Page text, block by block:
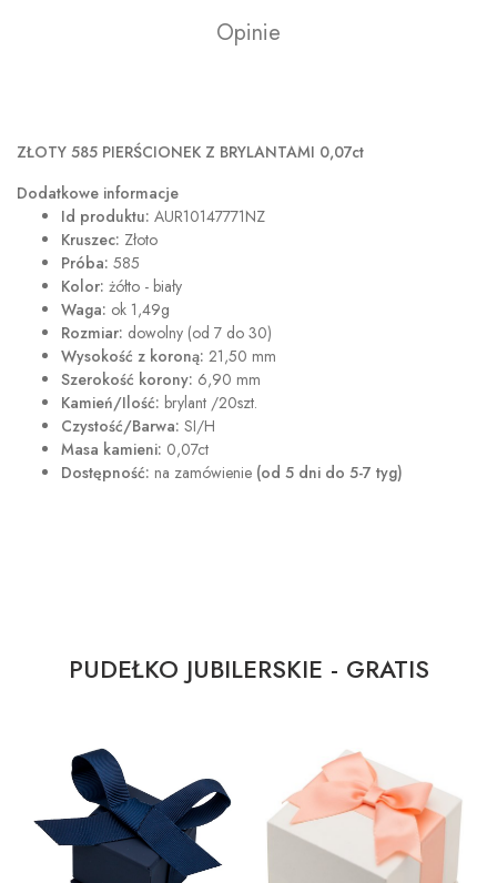
Opinie
ZŁOTY 585 PIERŚCIONEK Z BRYLANTAMI 0,07ct
Dodatkowe informacje
Id produktu: AUR10147771NZ
Kruszec: Złoto
Próba: 585
Kolor: żółto - biały
Waga: ok 1,49g
Rozmiar: dowolny (od 7 do 30)
Wysokość z koroną: 21,50 mm
Szerokość korony: 6,90 mm
Kamień/Ilość: brylant /20szt.
Czystość/Barwa: SI/H
Masa kamieni: 0,07ct
Dostępność: na zamówienie (od 5 dni do 5-7 tyg)
PUDEŁKO JUBILERSKIE - GRATIS